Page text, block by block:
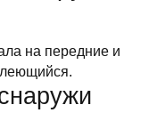
на передние и